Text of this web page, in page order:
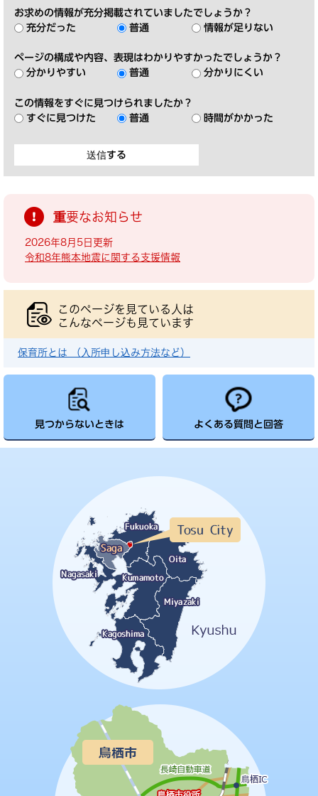
お求めの情報が充分掲載されていましたでしょうか？
充分だった
普通 情報が足りない
ページの構成や内容、表現はわかりやすかったでしょうか？
分かりやすい
普通 分かりにくい
この情報をすぐに見つけられましたか？
すぐに見つけた
普通 時間がかかった
重要なお知らせ
2026年8月5日更新
令和8年熊本地震に関する支援情報
このページを見ている人は
こんなページも見ています
保育所とは （入所申し込み方法など）
見つからないときは よくある質問と回答